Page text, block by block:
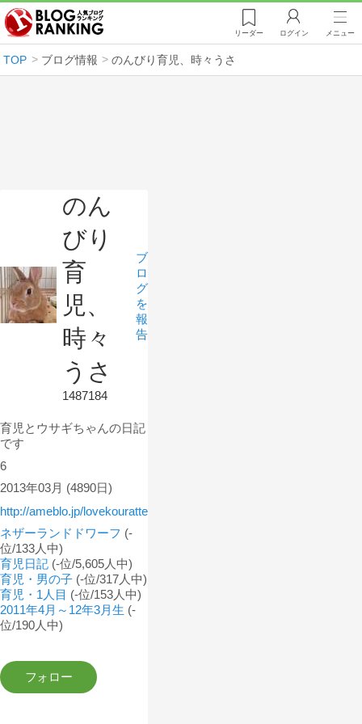
リーダー ログイン メニュー
TOP ブログ情報 のんびり育児、時々うさ
のん
びり
育
児、
時々
うさ
1487184
ブ
ロ
グ
を
報
告
育児とウサギちゃんの日記
です
6
2013年03月 (4890日)
http://ameblo.jp/lovekouratte
ネザーランドドワーフ (-
位/133人中)
育児日記 (-位/5,605人中)
育児・男の子 (-位/317人中)
育児・1人目 (-位/153人中)
2011年4月～12年3月生 (-
位/190人中)